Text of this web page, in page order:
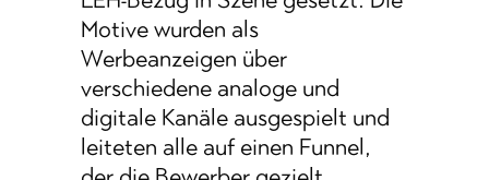
Motive wurden als
Werbeanzeigen über
verschiedene analoge und
digitale Kanäle ausgespielt und
leiteten alle auf einen Funnel,